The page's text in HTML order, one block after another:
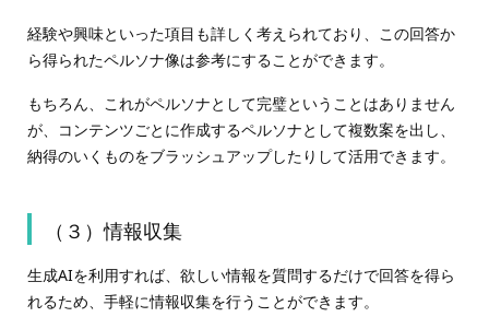
経験や興味といった項目も詳しく考えられており、この回答か
ら得られたペルソナ像は参考にすることができます。
もちろん、これがペルソナとして完璧ということはありません
が、コンテンツごとに作成するペルソナとして複数案を出し、
納得のいくものをブラッシュアップしたりして活用できます。
（３）情報収集
生成AIを利用すれば、欲しい情報を質問するだけで回答を得ら
れるため、手軽に情報収集を行うことができます。